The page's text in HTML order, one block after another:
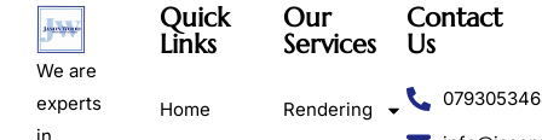
We are
experts
Quick
Links
Home
Our
Services
Rendering
Contact
Us